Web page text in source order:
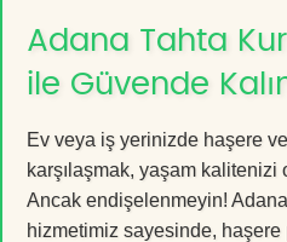
Adana Tahta
ile Güvende
Ev veya iş yerinizde haşere
karşılaşmak, yaşam
Ancak endişelenmeyin!
hizmetimiz sayesinde, haşere